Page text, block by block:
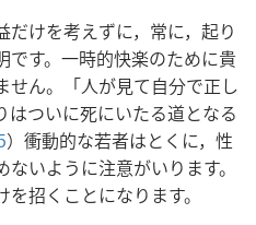
けを考えずに，常に，起り
です。一時的快楽のために貴
せん。「人が見て自分で正し
はついに死にいたる道となる
）衝動的な若者はとくに，性
いように注意がいります。
招くことになります。